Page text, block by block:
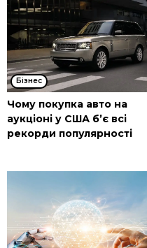
Бізнес
Чому покупка авто на
аукціоні у США б’є всі
рекорди популярності